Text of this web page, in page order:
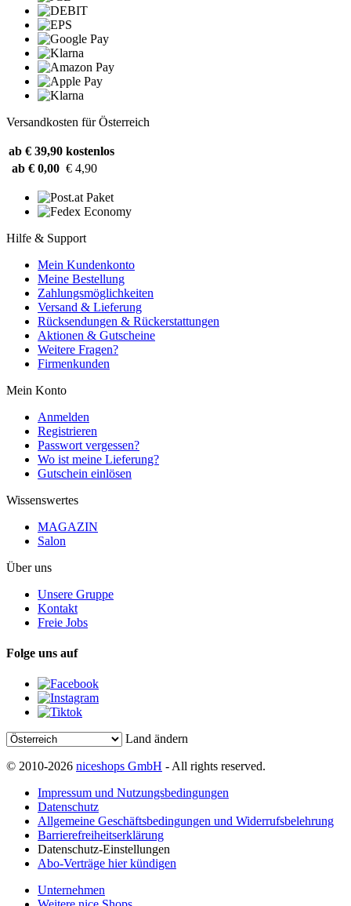
Versandkosten für Österreich
ab € 39,90 kostenlos
ab € 0,00 € 4,90
Hilfe & Support
Mein Kundenkonto
Meine Bestellung
Zahlungsmöglichkeiten
Versand & Lieferung
Rücksendungen & Rückerstattungen
Aktionen & Gutscheine
Weitere Fragen?
Firmenkunden
Mein Konto
Anmelden
Registrieren
Passwort vergessen?
Wo ist meine Lieferung?
Gutschein einlösen
Wissenswertes
MAGAZIN
Salon
Über uns
Unsere Gruppe
Kontakt
Freie Jobs
Folge uns auf
Land ändern
© 2010-2026 niceshops GmbH - All rights reserved.
Impressum und Nutzungsbedingungen
Datenschutz
Allgemeine Geschäftsbedingungen und Widerrufsbelehrung
Barrierefreiheitserklärung
Datenschutz-Einstellungen
Abo-Verträge hier kündigen
Unternehmen